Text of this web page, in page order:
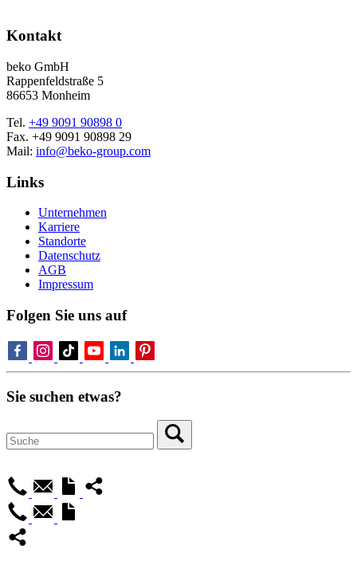
Kontakt
beko GmbH
Rappenfeldstraße 5
86653 Monheim
Tel. +49 9091 90898 0
Fax. +49 9091 90898 29
Mail: info@beko-group.com
Links
Unternehmen
Karriere
Standorte
Datenschutz
AGB
Impressum
Folgen Sie uns auf
Sie suchen etwas?